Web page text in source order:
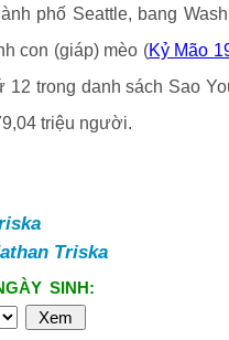
phố Seattle, bang
con (giáp) mèo (Kỷ Mão
trong danh sách Sao
triệu người.
Triska
SINH: